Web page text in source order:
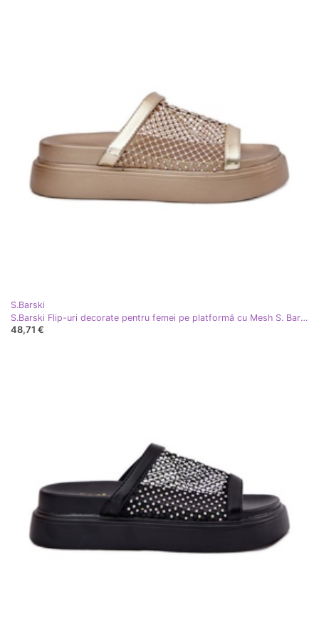
S.Barski
S.Barski Flip-uri decorate pentru femei pe platformă cu Mesh S. Barski My51-016 Złote de aur
48,71 €